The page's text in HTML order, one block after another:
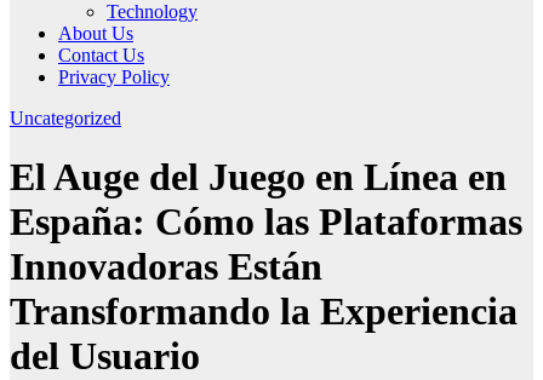
Technology
About Us
Contact Us
Privacy Policy
Uncategorized
El Auge del Juego en Línea en
España: Cómo las Plataformas
Innovadoras Están
Transformando la Experiencia
del Usuario